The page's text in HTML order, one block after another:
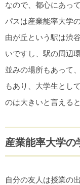
なので、都心にあっ
パスは産業能率大学
由が丘という駅は渋
いですし、駅の周辺
並みの場所もあって
もあり、大学生とし
のは大きいと言える
産業能率大学の
自分の友人は授業の